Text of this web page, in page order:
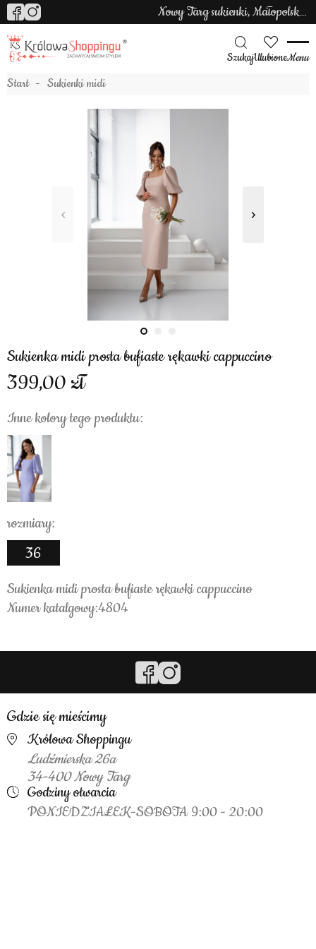
Nowy Targ sukienki, Małopolska sukienki
SzukajUlubioneMenu
Start Sukienki midi
Sukienka midi prosta bufiaste rękawki cappuccino
399,00
Inne kolory tego produktu:
rozmiary:
36
Sukienka midi prosta bufiaste rękawki cappuccino
Numer katalgowy:4804
Gdzie się mieścimy
Królowa Shoppingu
Ludźmierska 26a
34-400 Nowy Targ
Godziny otwarcia
PONIEDZIAŁEK-SOBOTA 9:00 - 20:00